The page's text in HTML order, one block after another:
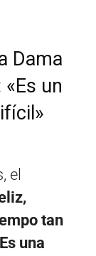
Dama
un
el
tan
una